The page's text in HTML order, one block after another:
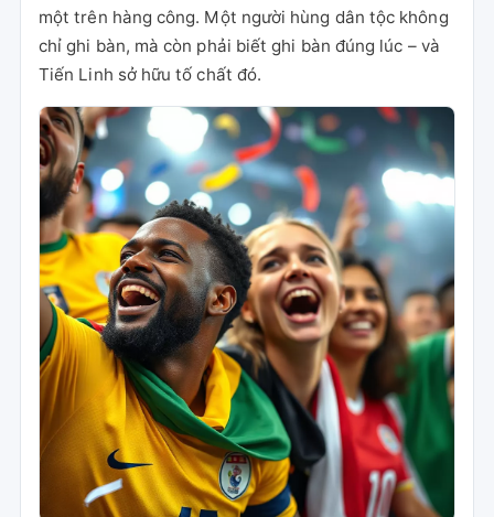
một trên hàng công. Một người hùng dân tộc không
chỉ ghi bàn, mà còn phải biết ghi bàn đúng lúc – và
Tiến Linh sở hữu tố chất đó.